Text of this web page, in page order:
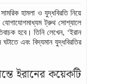
হামলা ও যুদ্ধবিরতি নিয়ে
যোগাযোগমাধ্যম ট্রুথ সোশ্যালে
হবে। তিনি লেখেন, ‘ইরান
এবং বিদ্যমান যুদ্ধবিরতির
ইরানের কয়েকটি